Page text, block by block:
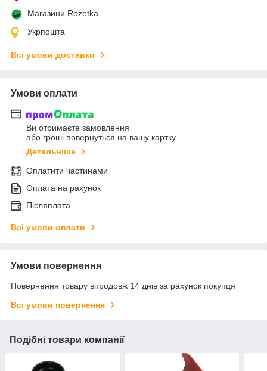
Магазини Rozetka
Укрпошта
Всі умови доставки
Умови оплати
Ви отримаєте замовлення
або гроші повернуться на вашу картку
Детальніше
Оплатити частинами
Оплата на рахунок
Післяплата
Всі умови оплати
Умови повернення
Повернення товару впродовж 14 днів за рахунок покупця
Всі умови повернення
Подібні товари компанії